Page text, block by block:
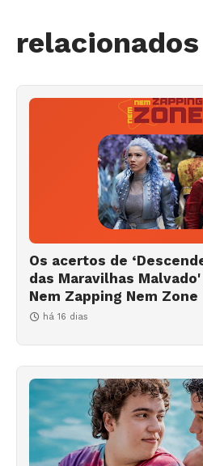
relacionados
Os acertos de
das Maravilhas
Nem Zapping Nem Zone
há 16 dias